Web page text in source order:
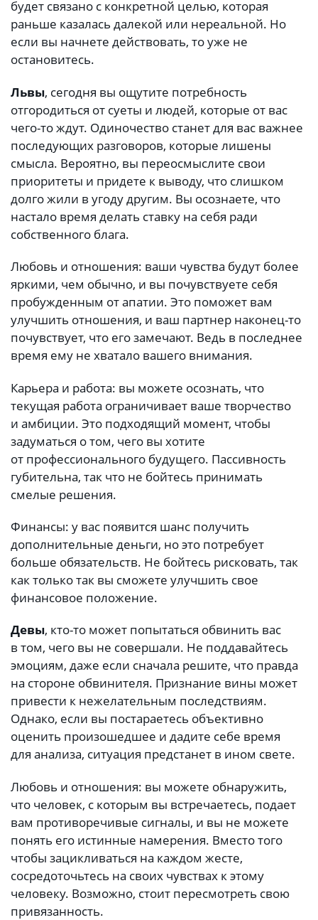
будет связано с конкретной целью, которая
раньше казалась далекой или нереальной. Но
если вы начнете действовать, то уже не
остановитесь.
Львы, сегодня вы ощутите потребность
отгородиться от суеты и людей, которые от вас
чего-то ждут. Одиночество станет для вас важнее
последующих разговоров, которые лишены
смысла. Вероятно, вы переосмыслите свои
приоритеты и придете к выводу, что слишком
долго жили в угоду другим. Вы осознаете, что
настало время делать ставку на себя ради
собственного блага.
Любовь и отношения: ваши чувства будут более
яркими, чем обычно, и вы почувствуете себя
пробужденным от апатии. Это поможет вам
улучшить отношения, и ваш партнер наконец-то
почувствует, что его замечают. Ведь в последнее
время ему не хватало вашего внимания.
Карьера и работа: вы можете осознать, что
текущая работа ограничивает ваше творчество
и амбиции. Это подходящий момент, чтобы
задуматься о том, чего вы хотите
от профессионального будущего. Пассивность
губительна, так что не бойтесь принимать
смелые решения.
Финансы: у вас появится шанс получить
дополнительные деньги, но это потребует
больше обязательств. Не бойтесь рисковать, так
как только так вы сможете улучшить свое
финансовое положение.
Девы, кто-то может попытаться обвинить вас
в том, чего вы не совершали. Не поддавайтесь
эмоциям, даже если сначала решите, что правда
на стороне обвинителя. Признание вины может
привести к нежелательным последствиям.
Однако, если вы постараетесь объективно
оценить произошедшее и дадите себе время
для анализа, ситуация предстанет в ином свете.
Любовь и отношения: вы можете обнаружить,
что человек, с которым вы встречаетесь, подает
вам противоречивые сигналы, и вы не можете
понять его истинные намерения. Вместо того
чтобы зацикливаться на каждом жесте,
сосредоточьтесь на своих чувствах к этому
человеку. Возможно, стоит пересмотреть свою
привязанность.